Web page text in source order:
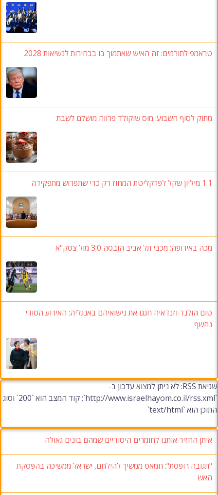
טראמפ לתורמים: זה האיש שאתמוך בו בבחירות לנשיאות 2028
מתוק לסוף השבוע: מוס שוקולד פרווה מושלם לשבת
1.1 מיליון שקל לפרקליטת המחוז רק כדי שתפרוש מתפקידה
מכה באירופה: מכבי תל אביב הובסה 3:0 מול צסק"א
טום הולנד וזנדאיה חגגו את נישואיהם באנגליה: האירוע הסודי
נחשף
שגיאת RSS: לא ניתן למצוא עדכון ב-
`http://www.israelhayom.co.il/rss.xml`; קוד המצב הוא `200` וסוג
התוכן הוא `text/html`
איתן החזיר אותנו לחומרים היסודיים שמהם בונים גאולה
"תגובה רופסת": חמאס ממשיך להילחם, ישראל ממשיכה בהפסקת
האש